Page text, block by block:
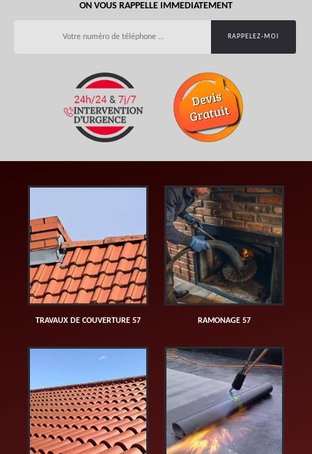
ON VOUS RAPPELLE IMMEDIATEMENT
TRAVAUX DE COUVERTURE 57 RAMONAGE 57